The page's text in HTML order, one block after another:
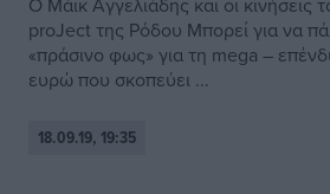
proJect της Ρόδου Mπορεί για να
«πράσινο φως» για τη mega –
ευρώ που σκοπεύει ...
18.09.19, 19:35